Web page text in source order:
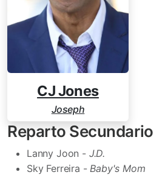
CJ Jones
Joseph
Reparto Secundario
Lanny Joon - J.D.
Sky Ferreira -Baby's Mom